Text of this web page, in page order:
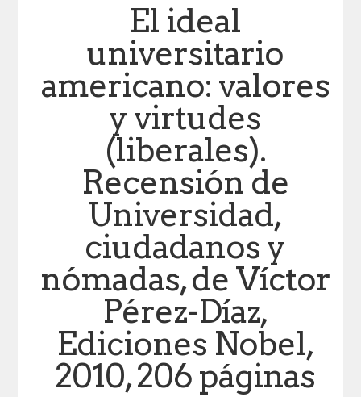
El ideal
universitario
americano: valores
y virtudes
(liberales).
Recensión de
Universidad,
ciudadanos y
nómadas, de Víctor
Pérez-Díaz,
Ediciones Nobel,
2010, 206 páginas